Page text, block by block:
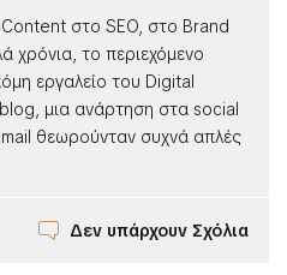
στο SEO, στο Brand
χρόνια, το περιεχόμενο
εργαλείο του Digital
μια ανάρτηση στα social
θεωρούνταν συχνά απλές
Δεν υπάρχουν Σχόλια